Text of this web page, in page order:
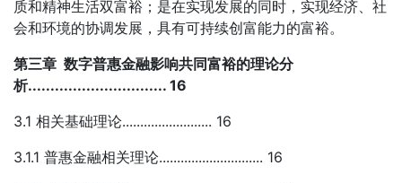
质和精神生活双富裕；是在实现发展的同时，实现经济、社
会和环境的协调发展，具有可持续创富能力的富裕。
第三章 数字普惠金融影响共同富裕的理论分
析............................... 16
3.1 相关基础理论......................... 16
3.1.1 普惠金融相关理论............................. 16